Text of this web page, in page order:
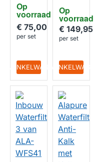
HUISMERK
Op
voorraad
Systee
m
€ 75,00
per set
IN WINKELWAGEN
HUISMERK
Op
voorraad
Zilver
Carbon
€ 149,95
per set
IN WINKELWAGEN